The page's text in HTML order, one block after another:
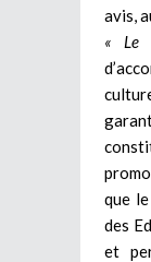
avis,
« Le
que
des
et